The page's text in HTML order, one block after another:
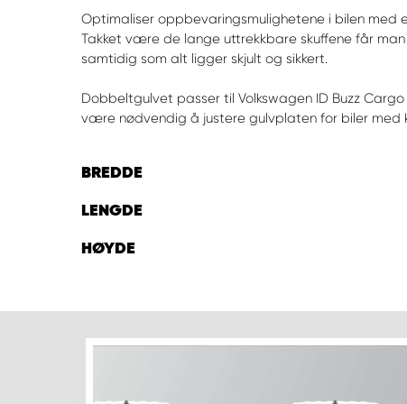
Optimaliser oppbevaringsmulighetene i bilen med
Takket være de lange uttrekkbare skuffene får
samtidig som alt ligger skjult og sikkert.
Dobbeltgulvet passer til Volkswagen ID Buzz
være nødvendig å justere gulvplaten for biler med
BREDDE
LENGDE
HØYDE